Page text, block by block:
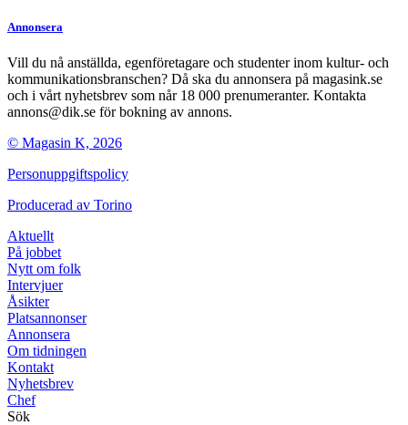
Annonsera
Vill du nå anställda, egenföretagare och studenter inom kultur- och
kommunikationsbranschen? Då ska du annonsera på magasink.se
och i vårt nyhetsbrev som når 18 000 prenumeranter. Kontakta
annons@dik.se för bokning av annons.
© Magasin K, 2026
Personuppgiftspolicy
Producerad av Torino
Aktuellt
På jobbet
Nytt om folk
Intervjuer
Åsikter
Platsannonser
Annonsera
Om tidningen
Kontakt
Nyhetsbrev
Chef
Sök